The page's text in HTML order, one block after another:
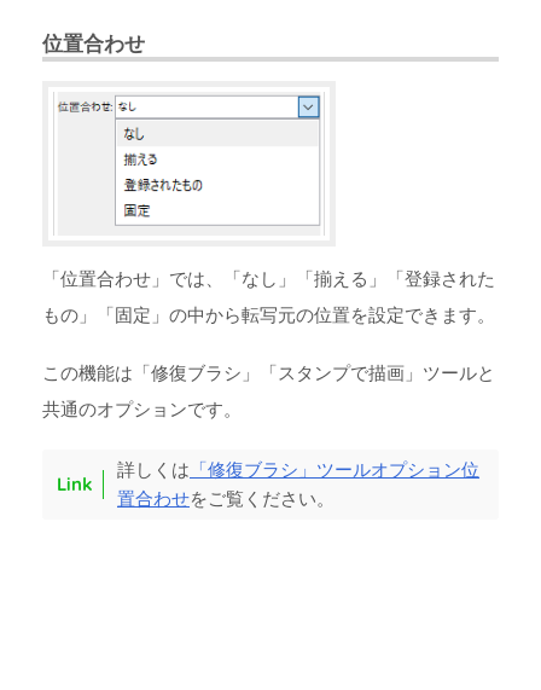
位置合わせ
「位置合わせ」では、「なし」「揃える」「登録された
もの」「固定」の中から転写元の位置を設定できます。
この機能は「修復ブラシ」「スタンプで描画」ツールと
共通のオプションです。
詳しくは 「修復ブラシ」ツールオプション位
置合わせをご覧ください。